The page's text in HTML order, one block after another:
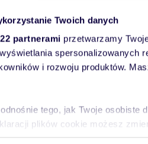
Twoich danych
partnerami przetwarzamy
spersonalizowanych
i rozwoju produktów.
tego, jak Twoje osobiste
plików cookie możesz
zaprojektowanych
mieszkań o metrażach od 35